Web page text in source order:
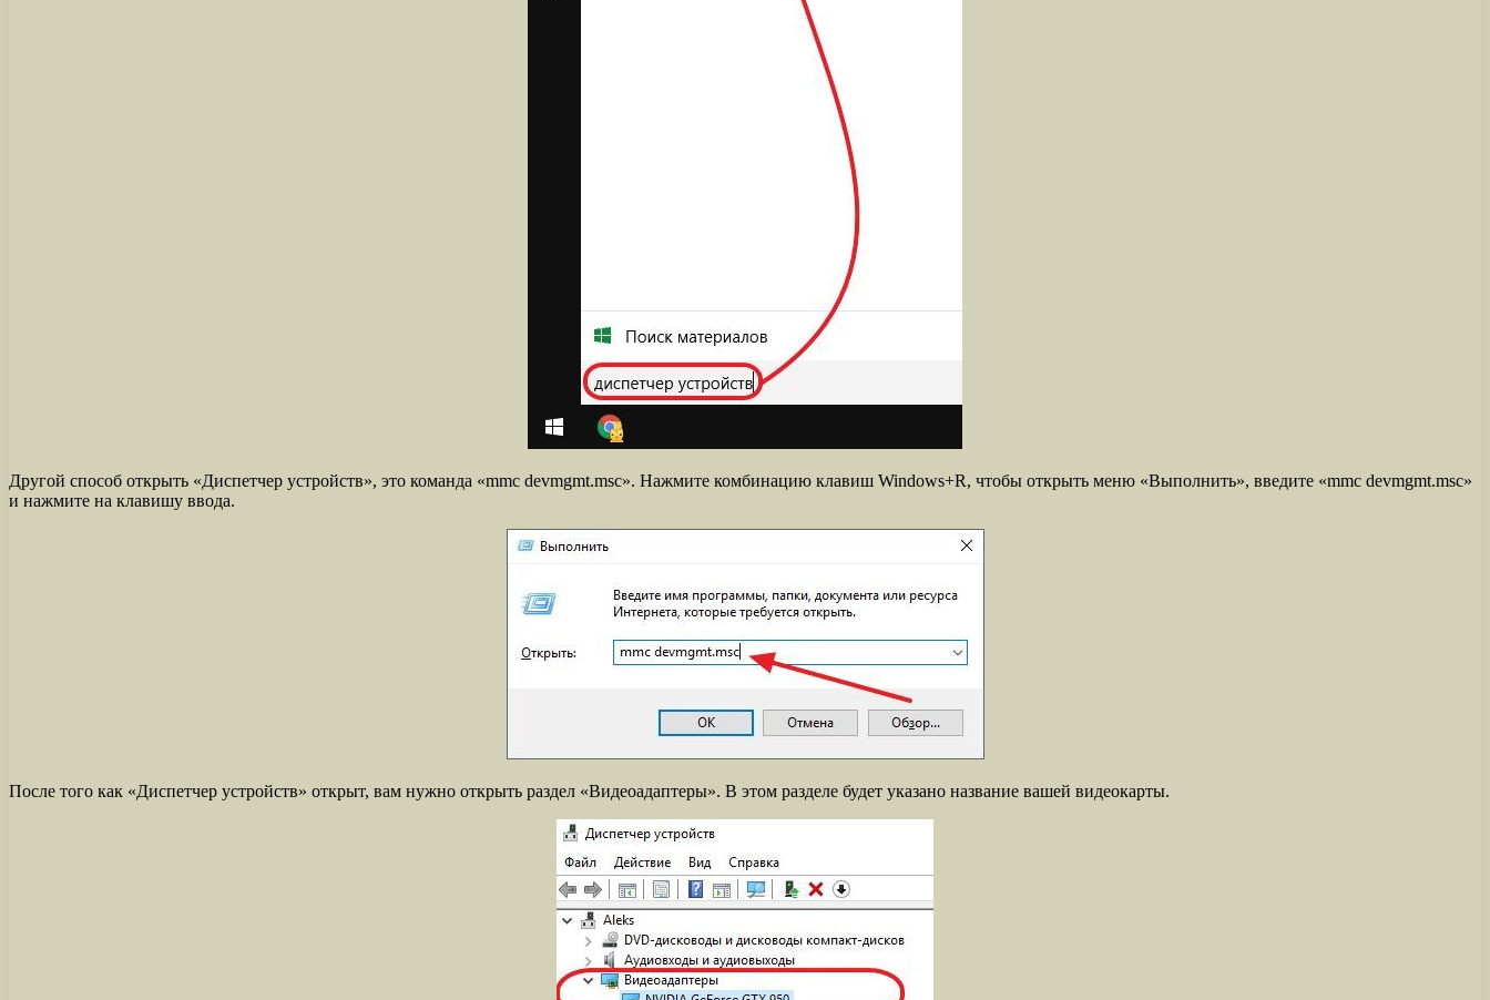
Другой способ открыть «Диспетчер устройств», это команда «mmc devmgmt.msc». Нажмите комбинацию клавиш Windows+R, чтобы открыть меню «Выполнить», введите «mmc devmgmt.msc»
и нажмите на клавишу ввода.
После того как «Диспетчер устройств» открыт, вам нужно открыть раздел «Видеоадаптеры». В этом разделе будет указано название вашей видеокарты.